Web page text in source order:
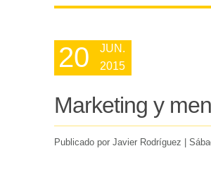
20
JUN.
2015
Marketing y
Publicado por Javier Rodríguez |